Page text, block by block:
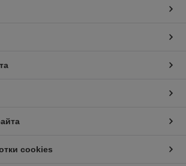
cookies